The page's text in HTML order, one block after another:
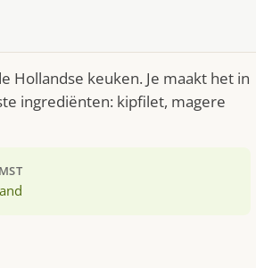
Hollandse keuken. Je maakt het in
ingrediënten: kipfilet, magere